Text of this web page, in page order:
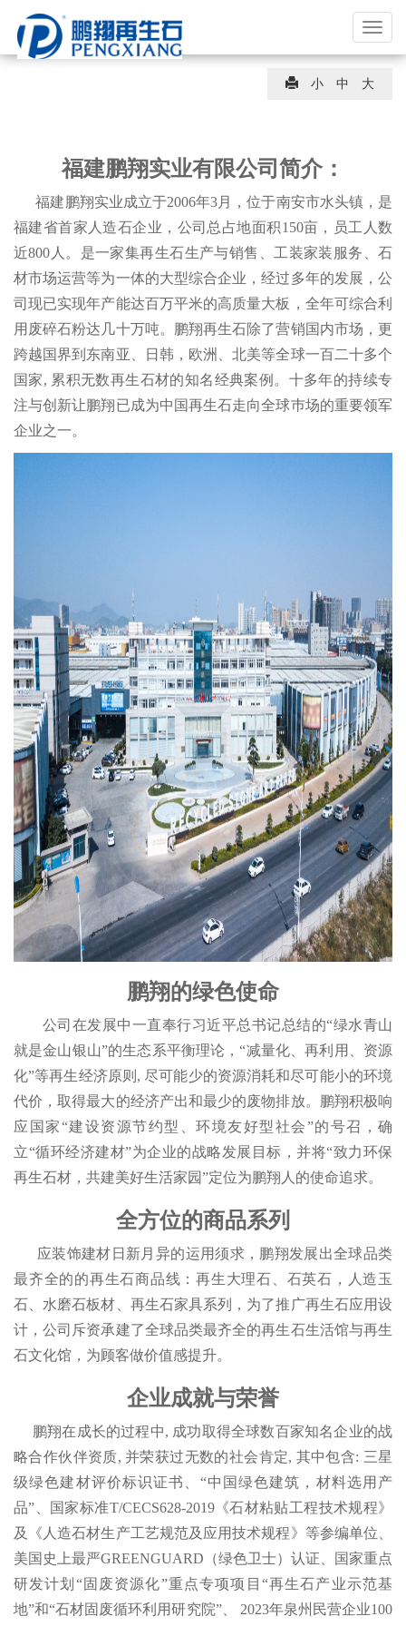
福
建
公
司
小 中 大
福建鹏翔实业有限公司简介：
福建鹏翔实业成立于2006年3月，位于南安市水头镇，是
福建省首家人造石企业，公司总占地面积150亩，员工人数
近800人。是一家集再生石生产与销售、工装家装服务、石
材市场运营等为一体的大型综合企业，经过多年的发展，公
司现已实现年产能达百万平米的高质量大板，全年可综合利
用废碎石粉达几十万吨。鹏翔再生石除了营销国内市场，更
跨越国界到东南亚、日韩，欧洲、北美等全球一百二十多个
国家, 累积无数再生石材的知名经典案例。十多年的持续专
注与创新让鹏翔已成为中国再生石走向全球巿场的重要领军
企业之一。
鹏翔的绿色使命
公司在发展中一直奉行习近平总书记总结的“绿水青山
就是金山银山”的生态系平衡理论，“减量化、再利用、资源
化”等再生经济原则, 尽可能少的资源消耗和尽可能小的环境
代价，取得最大的经济产出和最少的废物排放。鹏翔积极响
应国家“建设资源节约型、环境友好型社会”的号召，确
立“循环经济建材”为企业的战略发展目标，并将“致力环保
再生石材，共建美好生活家园”定位为鹏翔人的使命追求。
全方位的商品系列
应装饰建材日新月异的运用须求，鹏翔发展出全球品类
最齐全的的再生石商品线：再生大理石、石英石，人造玉
石、水磨石板材、再生石家具系列，为了推广再生石应用设
计，公司斥资承建了全球品类最齐全的再生石生活馆与再生
石文化馆，为顾客做价值感提升。
企业成就与荣誉
鹏翔在成长的过程中, 成功取得全球数百家知名企业的战
略合作伙伴资质, 并荣获过无数的社会肯定, 其中包含: 三星
级绿色建材评价标识证书、“中国绿色建筑，材料选用产
品”、国家标准T/CECS628-2019《石材粘贴工程技术规程》
及《人造石材生产工艺规范及应用技术规程》等参编单位、
美国史上最严GREENGUARD（绿色卫士）认证、国家重点
研发计划“固废资源化”重点专项项目“再生石产业示范基
地”和“石材固废循环利用研究院”、 2023年泉州民营企业100